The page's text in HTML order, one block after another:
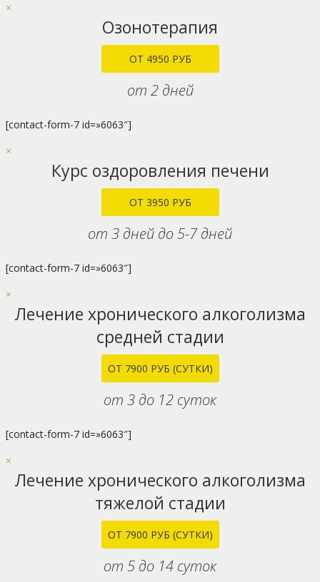
×
Озонотерапия
ОТ 4950 РУБ
от 2 дней
[contact-form-7 id=»6063″]
×
Курс оздоровления печени
ОТ 3950 РУБ
от 3 дней до 5-7 дней
[contact-form-7 id=»6063″]
×
Лечение хронического алкоголизма
средней стадии
ОТ 7900 РУБ (СУТКИ)
от 3 до 12 суток
[contact-form-7 id=»6063″]
×
Лечение хронического алкоголизма
тяжелой стадии
ОТ 7900 РУБ (СУТКИ)
от 5 до 14 суток